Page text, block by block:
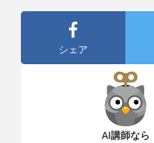
シェア
AI講師なら